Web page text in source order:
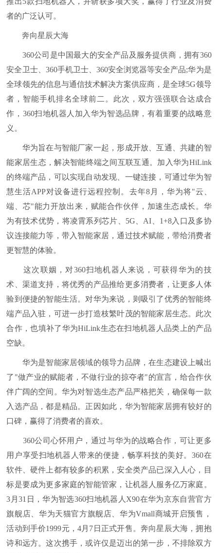
者的广泛认可。
奔向星辰大海
360公司是中国最大的安全产品及服务提供商，拥有360
安全卫士、360手机卫士、360安全浏览器等安全产品;华为是
全球领先的信息与通信技术解决方案供应商，是全球5G领导
者，智能手机排名全球前二。此次，双方强强联合达成合
作，360扫地机器人加入华为智选品牌，有着重要的战略意
义。
华为旨在与智能厂家一起，形成开放、互通、共建的智
能家居生态，解决智能终端之间互联互通。加入华为HiLink
的终端产品，可以实现自动发现、一键连接，可通过华为智
慧生活APP对设备进行远程控制。去年8月，华为将"云、
端、芯"能力开放出来，赋能合作伙伴，加速生态成长。华
为有技术优势，将凌霄系列芯片、5G、AI、1+8入口及多协
议连接能力等，带入智能家居，通过技术赋能，带给消费者
更智慧的体验。
这次联姻，对360扫地机器人来说，可获得华为的技
术、渠道支持，将优秀的产品推给更多消费者，让更多人体
验到便捷的智能生活。对华为来说，则吸引了优秀的智能终
端产品入驻，可进一步打造枝繁叶茂的智能家居生态。此次
合作，也填补了华为HiLink生态在扫地机器人品类上的产品
空缺。
华为是智能家居领域的领导力品牌，在生态建设上喊出
了"做产业的赋能者，不做行业的掠夺者"的宣言，给合作伙
伴广阔的空间。华为对智选生态产品严格把关，确保每一款
入选产品，都是精品。正因如此，华为智能家居拥有较好的
口碑，赢得了消费者的喜欢。
360公司心怀用户，通过与华为的战略合作，可让更多
用户享受扫地机器人带来的便捷，畅享科技的美好。360在
软件、硬件上都有较多的积累，安全类产品已深入人心，目
标是要成为更多家庭的智能管家，让机器人服务亿万家庭。
3月31日，华为智选360扫地机器人X90在华为京东自营官方
旗舰店、华为天猫官方旗舰店、华为Vmall商城开启预售，
活动到手价1999元，4月7日正式开售。奔向星辰大海，拥抱
诗和远方。这次携手，或许仅是迈出的第一步，不排除双方